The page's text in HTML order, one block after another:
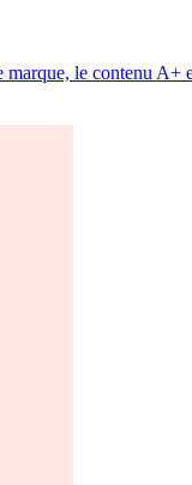
le contenu A+